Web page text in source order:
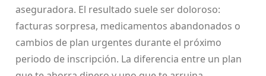
aseguradora. El resultado suele ser doloroso:
facturas sorpresa, medicamentos abandonados o
cambios de plan urgentes durante el próximo
periodo de inscripción. La diferencia entre un plan